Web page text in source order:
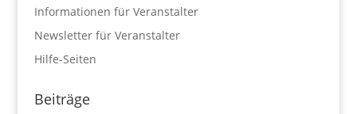
Informationen für Veranstalter
Newsletter für Veranstalter
Hilfe-Seiten
Beiträge